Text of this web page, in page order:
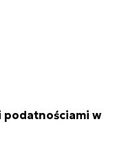
podatnościami w